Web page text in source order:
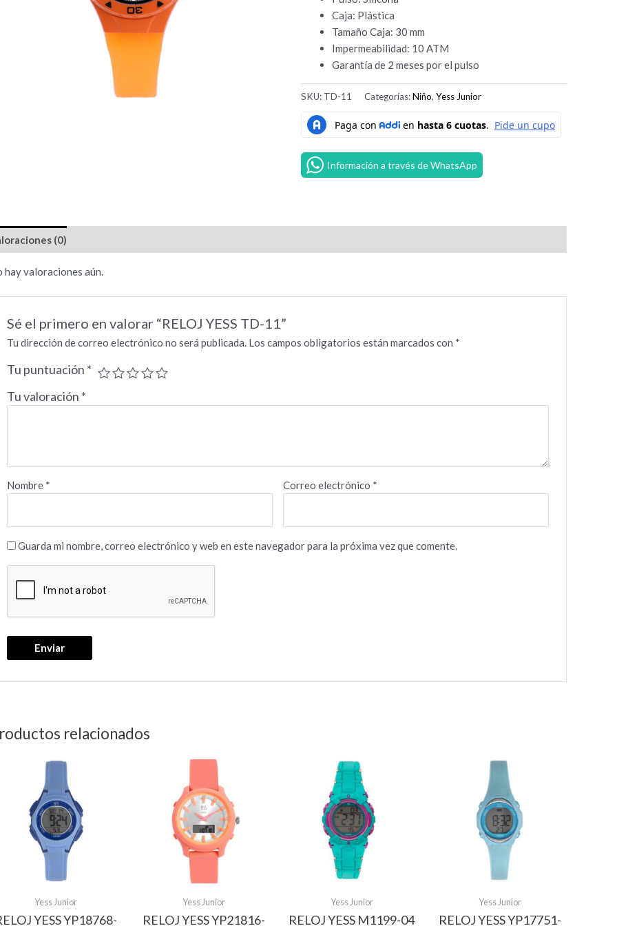
Caja: Plástica
Tamaño Caja: 30 mm
Impermeabilidad: 10 ATM
Garantía de 2 meses por el pulso
SKU: TD-11 Categorías:Niño,Yess Junior
Información a través de WhatsApp
(0)
hay valoraciones aún.
Sé el primero en valorar “RELOJ YESS TD-11”
Tu dirección de correo electrónico no será publicada. Los campos obligatorios están marcados con *
Tu puntuación *
Tu valoración *
Nombre * Correo electrónico *
Guarda mi nombre, correo electrónico y web en este navegador para la próxima vez que comente.
relacionados
Yess Junior
YESS YP18768-
Yess Junior
RELOJ YESS YP21816-
Yess Junior
RELOJ YESS M1199-04
Yess Junior
RELOJ YESS YP17751-